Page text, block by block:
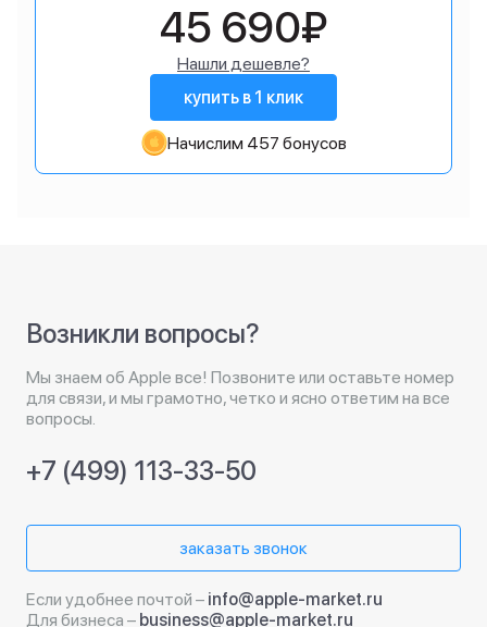
45 690₽
Нашли дешевле?
купить в 1 клик
Начислим 457 бонусов
Возникли вопросы?
Мы знаем об Apple все! Позвоните или оставьте номер
для связи, и мы грамотно, четко и ясно ответим на все
вопросы.
+7 (499) 113-33-50
заказать звонок
Если удобнее почтой – info@apple-market.ru
Для бизнеса – business@apple-market.ru